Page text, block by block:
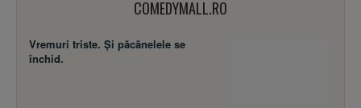
COMEDYMALL.RO
Vremuri triste. Şi păcănelele se
închid.